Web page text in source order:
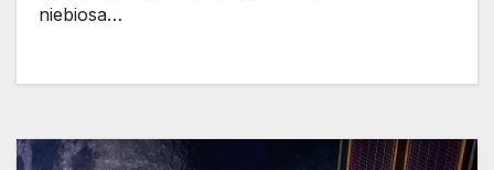
niebiosa…